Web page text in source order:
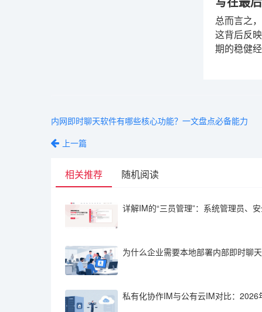
总而言之
这背后反
期的稳健
内网即时聊天软件有哪些核心功能？一文盘点必备能力
上一篇
相关推荐 随机阅读
详解IM的“三员管理”：系统管理员、